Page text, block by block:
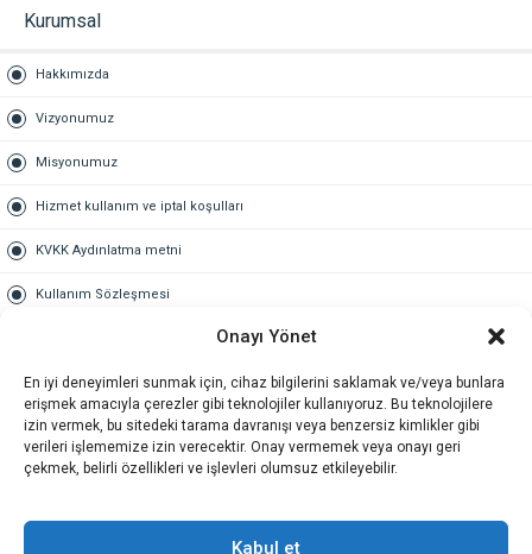
Onayı Yönet
En iyi deneyimleri sunmak için, cihaz bilgilerini saklamak ve/veya bunlara
erişmek amacıyla çerezler gibi teknolojiler kullanıyoruz. Bu teknolojilere
izin vermek, bu sitedeki tarama davranışı veya benzersiz kimlikler gibi
verileri işlememize izin verecektir. Onay vermemek veya onayı geri
çekmek, belirli özellikleri ve işlevleri olumsuz etkileyebilir.
Kabul et
Kurumsal
Hakkımızda
Vizyonumuz
Misyonumuz
Hizmet kullanım ve iptal koşulları
KVKK Aydınlatma metni
Kullanım Sözleşmesi
Gold üyelik nedir
Kariyer